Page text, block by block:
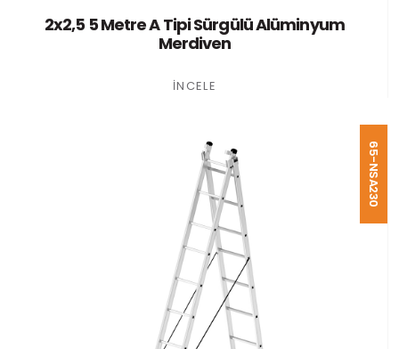
2x2,5 5 Metre A Tipi Sürgülü Alüminyum
Merdiven
İNCELE
65-NSA230